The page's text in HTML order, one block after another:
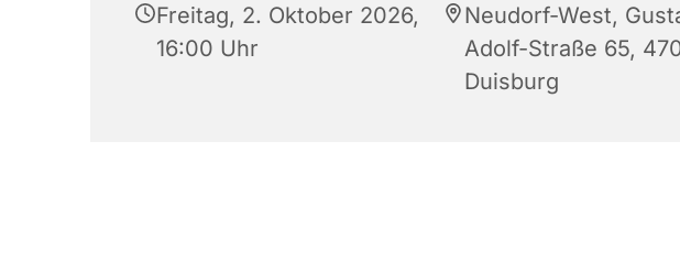
Freitag, 2. Oktober 2026,
16:00 Uhr
Neudorf-West,
Adolf-Straße 65,
Duisburg